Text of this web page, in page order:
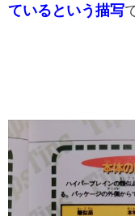
ているという描写